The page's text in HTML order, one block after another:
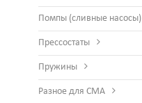
Помпы (сливные насосы)
Прессостаты
Пружины
Разное для СМА